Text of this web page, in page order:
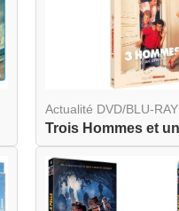
Actualité DVD/BLU-RAY